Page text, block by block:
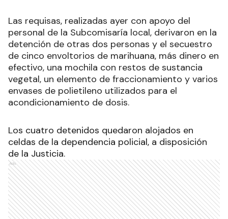
Las requisas, realizadas ayer con apoyo del
personal de la Subcomisaría local, derivaron en la
detención de otras dos personas y el secuestro
de cinco envoltorios de marihuana, más dinero en
efectivo, una mochila con restos de sustancia
vegetal, un elemento de fraccionamiento y varios
envases de polietileno utilizados para el
acondicionamiento de dosis.
Los cuatro detenidos quedaron alojados en
celdas de la dependencia policial, a disposición
de la Justicia.
Ads